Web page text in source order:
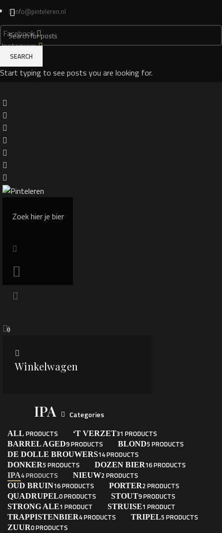
info@pinteleren.nl
Facebook
Instagram
Login
0
Winkelwagen
IPA Categories
ALL PRODUCTS ‘T VERZET31 PRODUCTS
BARREL AGED9 PRODUCTS BLOND5 PRODUCTS
DE DOLLE BROUWERS14 PRODUCTS
DONKER5 PRODUCTS DOZEN BIER16 PRODUCTS
IPA4 PRODUCTS NIEUW2 PRODUCTS
OUD BRUIN16 PRODUCTS PORTER2 PRODUCTS
QUADRUPEL0 PRODUCTS STOUT9 PRODUCTS
STRONG ALE1 PRODUCT STRUISE1 PRODUCT
TRAPPISTENBIER4 PRODUCTS TRIPEL5 PRODUCTS
ZUUR0 PRODUCTS
SEARCH
Start typing to see posts you are looking for.